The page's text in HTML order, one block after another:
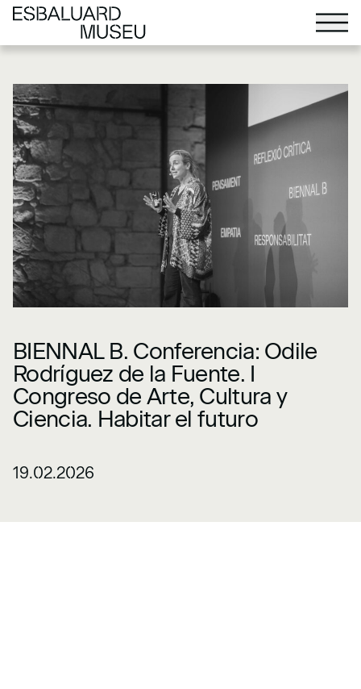
BIENNAL B. Conferencia: Odile
Rodríguez de la Fuente. I
Congreso de Arte, Cultura y
Ciencia. Habitar el futuro
19.02.2026